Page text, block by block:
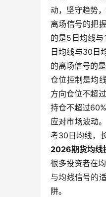
动，坚守趋势
离场信号的把
的是5日均线
日均线与30日
的离场信号的
仓位控制是均
方向仓位不超
持仓不超过
应对市场波动
考30日均线，
2026期货均线
很多投资者在
与均线信号的
阱。